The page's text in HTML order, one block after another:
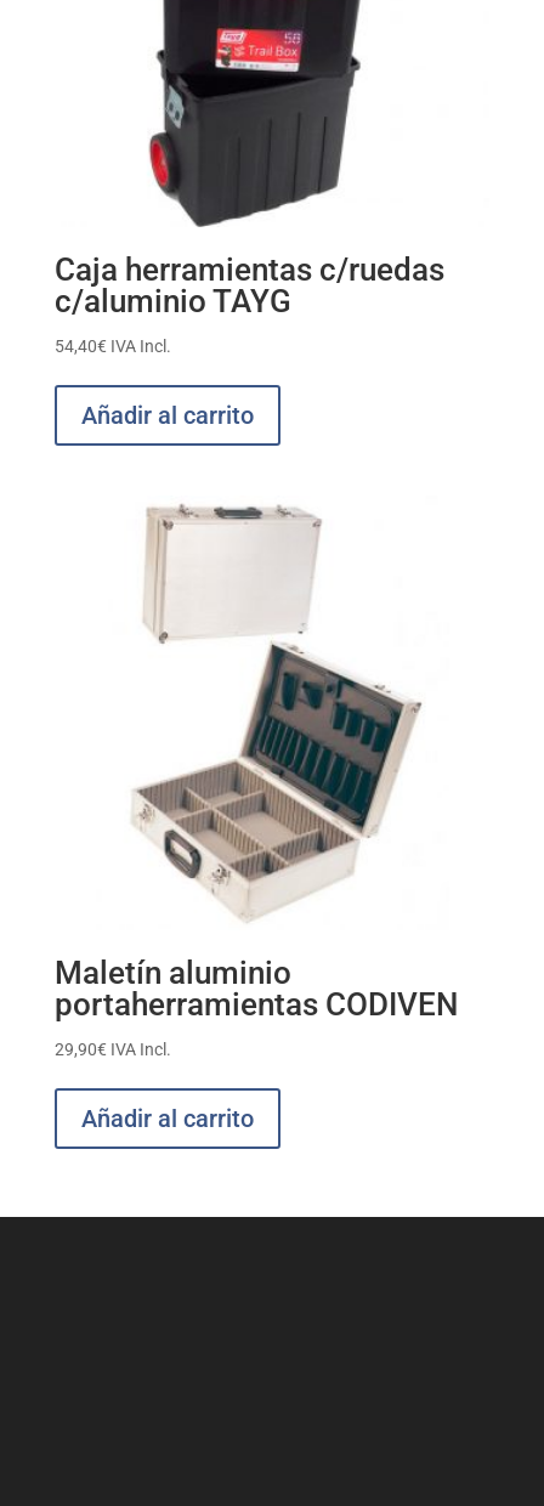
Caja herramientas c/ruedas
c/aluminio TAYG
54,40€ IVA Incl.
Añadir al carrito
Maletín aluminio
portaherramientas CODIVEN
29,90€ IVA Incl.
Añadir al carrito